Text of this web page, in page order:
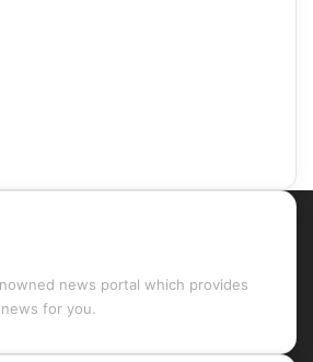
news portal which provides
for you.